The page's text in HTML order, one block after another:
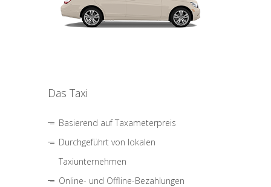
Das Taxi
Basierend auf Taxameterpreis
Durchgeführt von lokalen
Taxiunternehmen
Online- und Offline-Bezahlungen